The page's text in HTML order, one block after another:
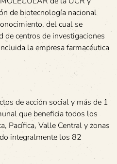
de biotecnología nacional
del cual se
de centros de investigaciones
la empresa farmacéutica
de acción social y más de 1
que beneficia todos los
Pacífica, Valle Central y zonas
integralmente los 82